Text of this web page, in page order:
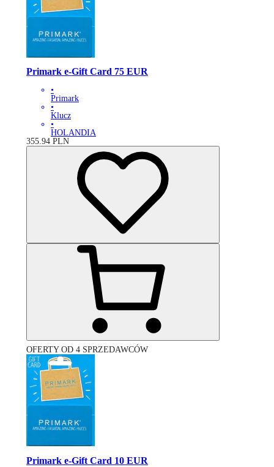
Primark e-Gift Card 75 EUR
•
Primark
•
Klucz
•
HOLANDIA
355.94 PLN
OFERTY OD 4 SPRZEDAWCÓW
Primark e-Gift Card 10 EUR